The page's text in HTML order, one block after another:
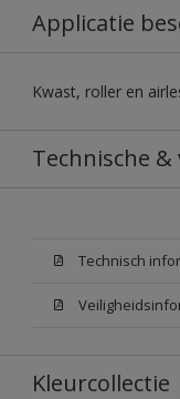
Applicatie
Kwast, roller en
Technische
Technisch
Kleurcollectie